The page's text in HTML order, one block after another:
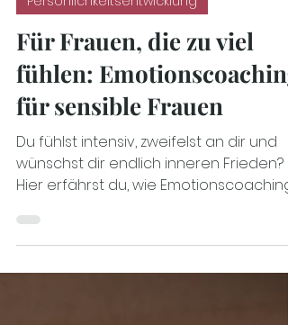
Dr. Steffi Rukavina
13. Nov. 2025
5 Min. Lesezeit
Persönlichkeitsentwicklung
Für Frauen, die zu viel
fühlen: Emotionscoaching